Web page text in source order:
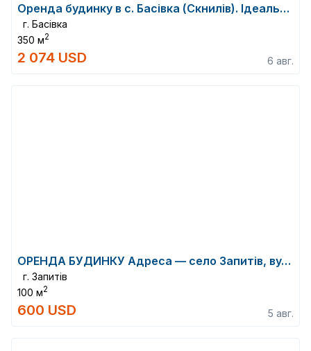
Оренда будинку в с. Басівка (Скнилів). Ідеально під офіс
г. Басівка
350 м2
2 074 USD 6 авг.
ОРЕНДА БУДИНКУ Адреса — село Запитів, вулиця Гайдамацька, Львівська обл...
г. Запитів
100 м2
600 USD 5 авг.